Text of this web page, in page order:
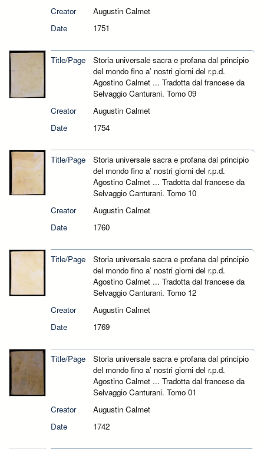
Creator
Augustin Calmet
Date
1751
Title/Page
Storia universale sacra e profana dal principio
del mondo fino a’ nostri giorni del r.p.d.
Agostino Calmet ... Tradotta dal francese da
Selvaggio Canturani. Tomo 09
Creator
Augustin Calmet
Date
1754
Title/Page
Storia universale sacra e profana dal principio
del mondo fino a’ nostri giorni del r.p.d.
Agostino Calmet ... Tradotta dal francese da
Selvaggio Canturani. Tomo 10
Creator
Augustin Calmet
Date
1760
Title/Page
Storia universale sacra e profana dal principio
del mondo fino a’ nostri giorni del r.p.d.
Agostino Calmet ... Tradotta dal francese da
Selvaggio Canturani. Tomo 12
Creator
Augustin Calmet
Date
1769
Title/Page
Storia universale sacra e profana dal principio
del mondo fino a’ nostri giorni del r.p.d.
Agostino Calmet ... Tradotta dal francese da
Selvaggio Canturani. Tomo 01
Creator
Augustin Calmet
Date
1742